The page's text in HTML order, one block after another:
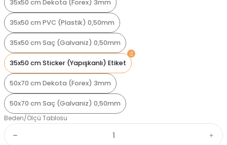
35x50 cm Dekota (Forex) 3mm
35x50 cm PVC (Plastik) 0,50mm
35x50 cm Saç (Galvaniz) 0,50mm
35x50 cm Sticker (Yapışkanlı) Etiket
50x70 cm Dekota (Forex) 3mm
50x70 cm Saç (Galvaniz) 0,50mm
Beden/Ölçü Tablosu